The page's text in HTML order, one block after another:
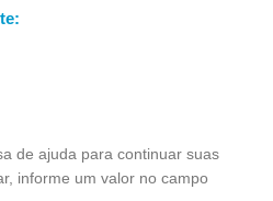
de ajuda para continuar suas
informe um valor no campo